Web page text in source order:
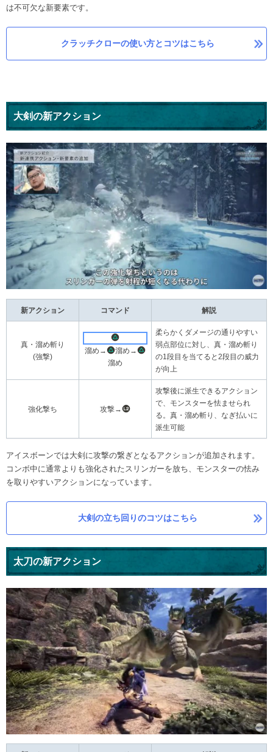
は不可欠な新要素です。
クラッチクローの使い方とコツはこちら
大剣の新アクション
新アクション コマンド 解説
真・溜め斬り
(強撃)
溜め→
溜め→
溜め
柔らかくダメージの通りやすい
弱点部位に対し、真・溜め斬り
の1段目を当てると2段目の威力
が向上
強化撃ち 攻撃→
攻撃後に派生できるアクション
で、モンスターを怯ませられ
る。真・溜め斬り、なぎ払いに
派生可能
アイスボーンでは大剣に攻撃の繋ぎとなるアクションが追加されます。
コンボ中に通常よりも強化されたスリンガーを放ち、モンスターの怯み
を取りやすいアクションになっています。
大剣の立ち回りのコツはこちら
太刀の新アクション